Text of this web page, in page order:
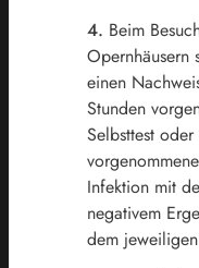
4. Beim
Opernhäusern
einen
Stunden
Selbsttest
Infektion mit
negativem
dem